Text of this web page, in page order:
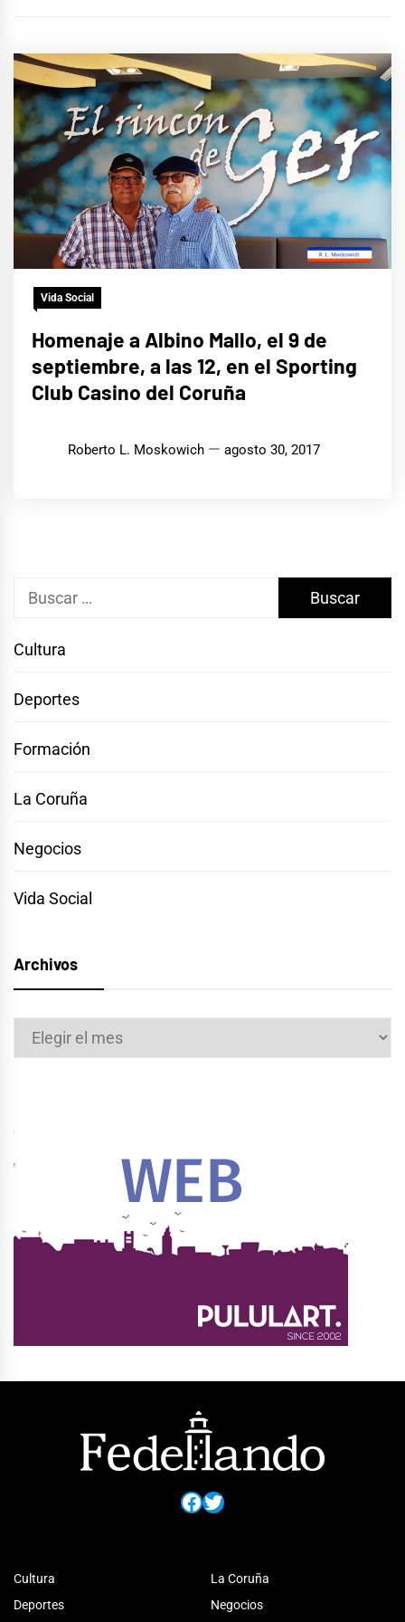
Vida Social
Homenaje a Albino Mallo, el 9 de
septiembre, a las 12, en el Sporting
Club Casino del Coruña
Roberto L. Moskowich agosto 30, 2017
Buscar:
Cultura
Deportes
Formación
La Coruña
Negocios
Vida Social
Archivos
Archivos
Facebook
Twitter
Cultura
Deportes
La Coruña
Negocios